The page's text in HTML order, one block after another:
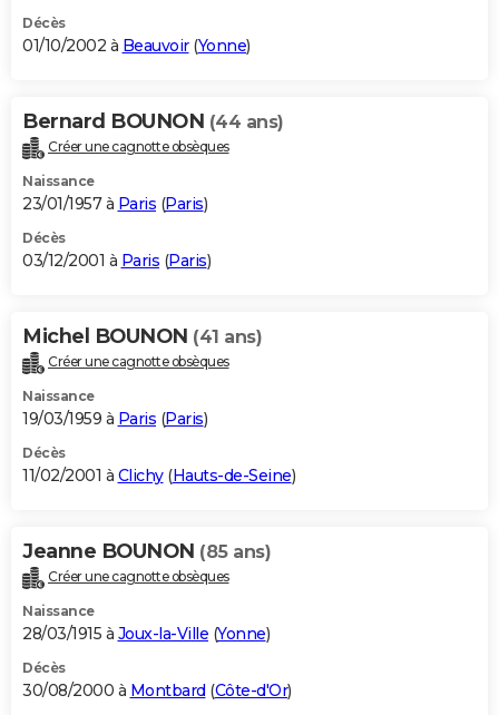
Décès
01/10/2002 à Beauvoir(Yonne)
Bernard BOUNON (44 ans)
Créer une cagnotte obsèques
Naissance
23/01/1957 à Paris (Paris)
Décès
03/12/2001 à Paris (Paris)
Michel BOUNON (41 ans)
Créer une cagnotte obsèques
Naissance
19/03/1959 à Paris (Paris)
Décès
11/02/2001 à Clichy(Hauts-de-Seine)
Jeanne BOUNON (85 ans)
Créer une cagnotte obsèques
Naissance
28/03/1915 à Joux-la-Ville (Yonne)
Décès
30/08/2000 à Montbard (Côte-d'Or)